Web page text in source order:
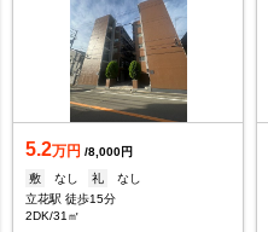
5.2万円 /8,000円
敷
なし 礼
なし
立花駅 徒歩15分
2DK/31㎡